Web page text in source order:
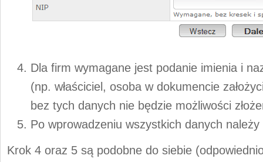
Dla firm wymagane jest podanie imienia i
(np. właściciel, osoba w dokumencie
bez tych danych nie będzie możliwości
Po wprowadzeniu wszystkich danych
Krok 4 oraz 5 są podobne do siebie